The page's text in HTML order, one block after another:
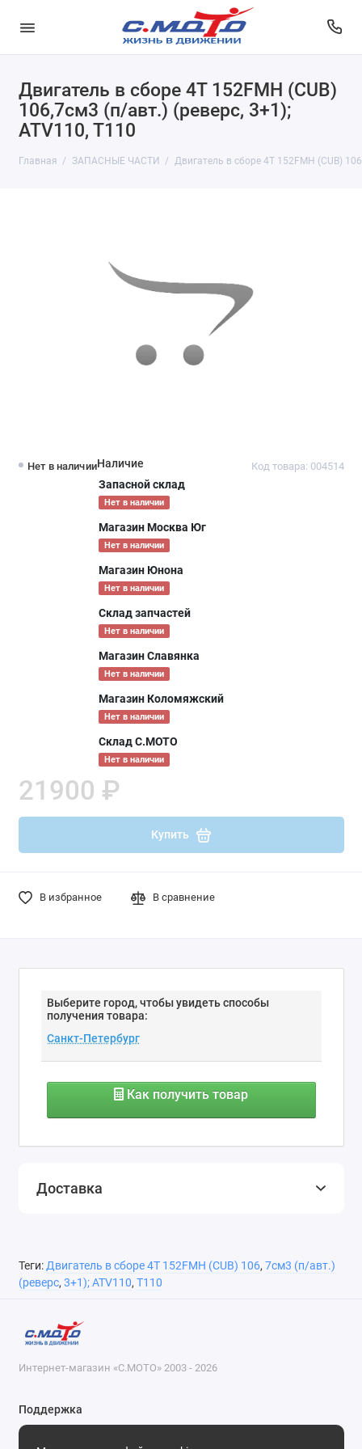
Двигатель в сборе 4Т 152FMH (CUB)
106,7см3 (п/авт.) (реверс, 3+1);
ATV110, T110
Главная ЗАПАСНЫЕ ЧАСТИ Двигатель в сборе 4Т 152FMH (CUB)
Нет в наличии Код товара: 004514
Наличие
Запасной склад
Нет в наличии
Магазин Москва Юг
Нет в наличии
Магазин Юнона
Нет в наличии
Склад запчастей
Нет в наличии
Магазин Славянка
Нет в наличии
Магазин Коломяжский
Нет в наличии
Склад С.МОТО
Нет в наличии
21900 ₽
Купить
В избранное В сравнение
Выберите город, чтобы увидеть способы
получения товара:
Как получить товар
Доставка
Теги:Двигатель в сборе 4Т 152FMH (CUB) 106, 7см3 (п/авт.)
(реверс, 3+1); ATV110, T110
Интернет-магазин «С.МОТО» 2003 - 2026
Поддержка
8-800-55-00-327